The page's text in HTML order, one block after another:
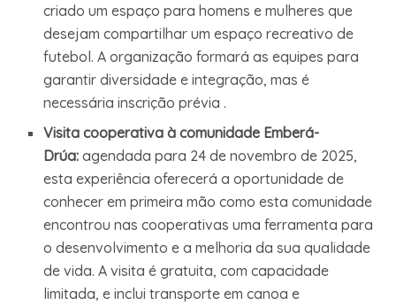
criado um espaço para homens e mulheres que
desejam compartilhar um espaço recreativo de
futebol. A organização formará as equipes para
garantir diversidade e integração, mas é
necessária inscrição prévia .
Visita cooperativa à comunidade Emberá-
Drúa: agendada para 24 de novembro de 2025,
esta experiência oferecerá a oportunidade de
conhecer em primeira mão como esta comunidade
encontrou nas cooperativas uma ferramenta para
o desenvolvimento e a melhoria da sua qualidade
de vida. A visita é gratuita, com capacidade
limitada, e inclui transporte em canoa e